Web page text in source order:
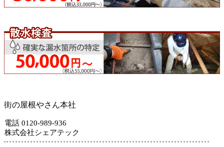
街の屋根やさん本社
電話 0120-989-936
株式会社シェアテック